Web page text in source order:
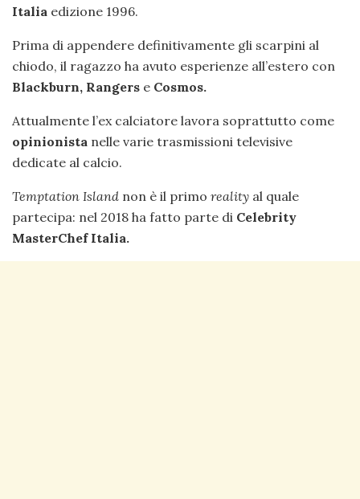
Italia edizione 1996.
Prima di appendere definitivamente gli scarpini al
chiodo, il ragazzo ha avuto esperienze all’estero con
Blackburn, Rangers e Cosmos.
Attualmente l’ex calciatore lavora soprattutto come
opinionista nelle varie trasmissioni televisive
dedicate al calcio.
Temptation Island non è il primo reality al quale
partecipa: nel 2018 ha fatto parte di Celebrity
MasterChef Italia.